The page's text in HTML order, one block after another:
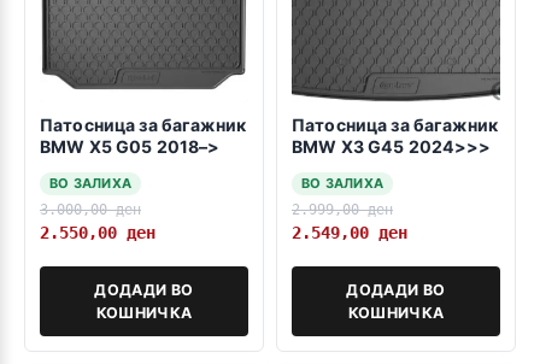
Патосница за багажник
BMW X5 G05 2018–>
ВО ЗАЛИХА
3.000,00ден
2.550,00 ден
ДОДАДИ ВО
КОШНИЧКА
Патосница за багажник
BMW X3 G45 2024>>>
ВО ЗАЛИХА
2.999,00ден
2.549,00 ден
ДОДАДИ ВО
КОШНИЧКА